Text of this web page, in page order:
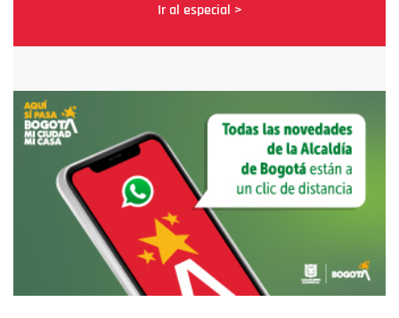
Ir al especial >